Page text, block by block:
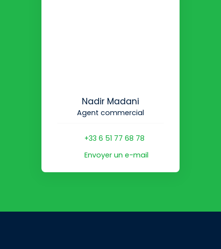
Nadir Madani
Agent commercial
+33 6 51 77 68 78
Envoyer un e-mail